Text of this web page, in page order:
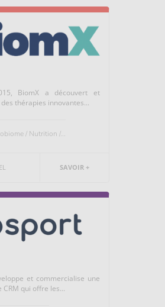
BiomX a découvert et
thérapies innovantes...
/ Nutrition /...
SAVOIR +
et commercialise une
qui offre les...